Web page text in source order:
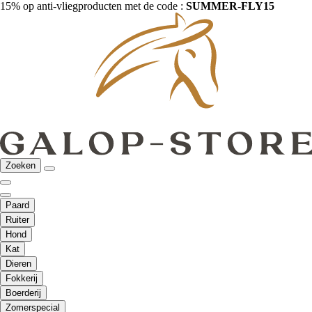
15% op anti-vliegproducten met de code : SUMMER-FLY15
Zoeken
Paard
Ruiter
Hond
Kat
Dieren
Fokkerij
Boerderij
Zomerspecial